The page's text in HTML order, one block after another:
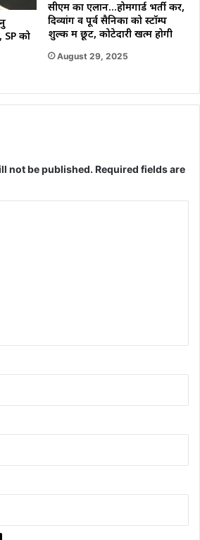
SP को
सीएम का एलान…होमगार्ड भर्ती करें,
दिव्यांग व पूर्व सैनिकों को स्टॉम्प
शुल्क में छूट, कोटेदारी खत्म होगी
August 29, 2025
not be published. Required fields are